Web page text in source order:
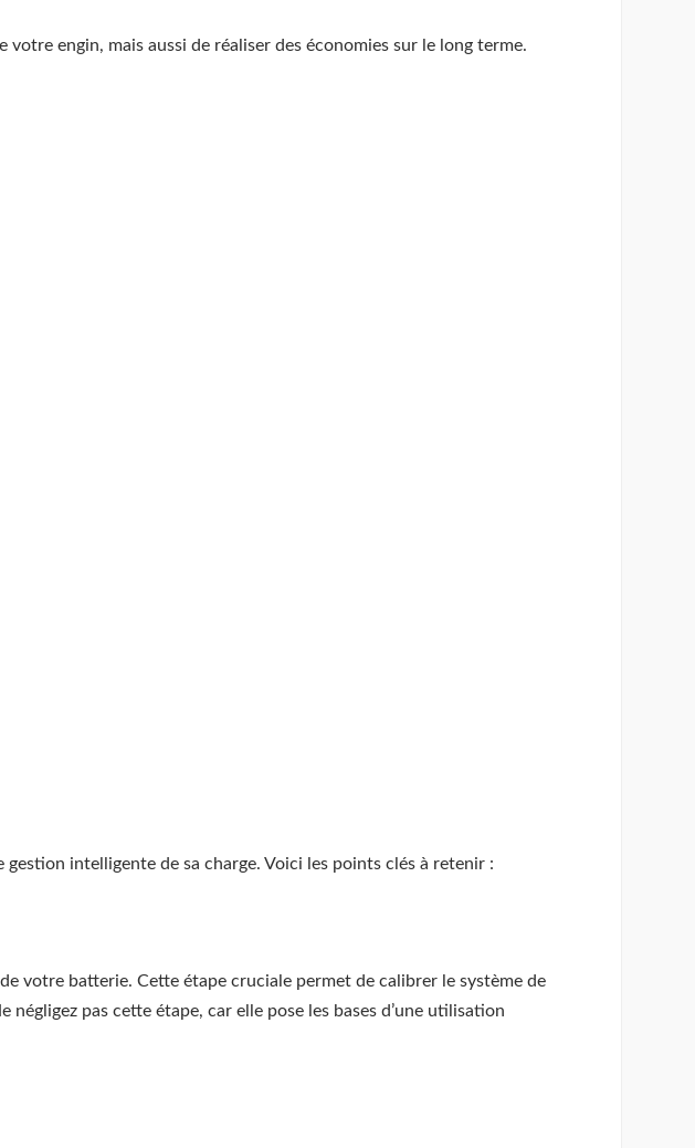
engin, mais aussi de réaliser des économies sur le long terme.
intelligente de sa charge. Voici les points clés à retenir :
votre batterie. Cette étape cruciale permet de calibrer le système de
pas cette étape, car elle pose les bases d’une utilisation